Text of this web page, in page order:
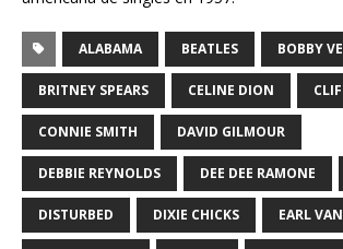
ALABAMA BEATLES BOBBY
BRITNEY SPEARS CELINE DION
CONNIE SMITH DAVID GILMOUR
DEBBIE REYNOLDS DEE DEE RAMONE
DISTURBED DIXIE CHICKS EARL